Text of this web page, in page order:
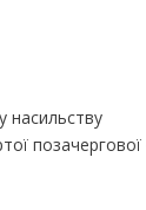
насильству